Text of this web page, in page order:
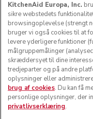
KitchenAid Europa, Inc.
sikre webstedets
browsingoplevelse (strengt
bruger vi også cookies til at
levere yderligere funktioner
målgruppemålinger
skræddersyet til dine
tredjeparter og på andre
oplysninger eller
brug af cookies. Du kan få
personlige oplysninger, der
privatlivserklæring.